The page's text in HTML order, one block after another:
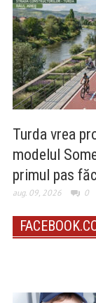
Turda vrea
modelul
primul pas
aug. 09, 2026 0